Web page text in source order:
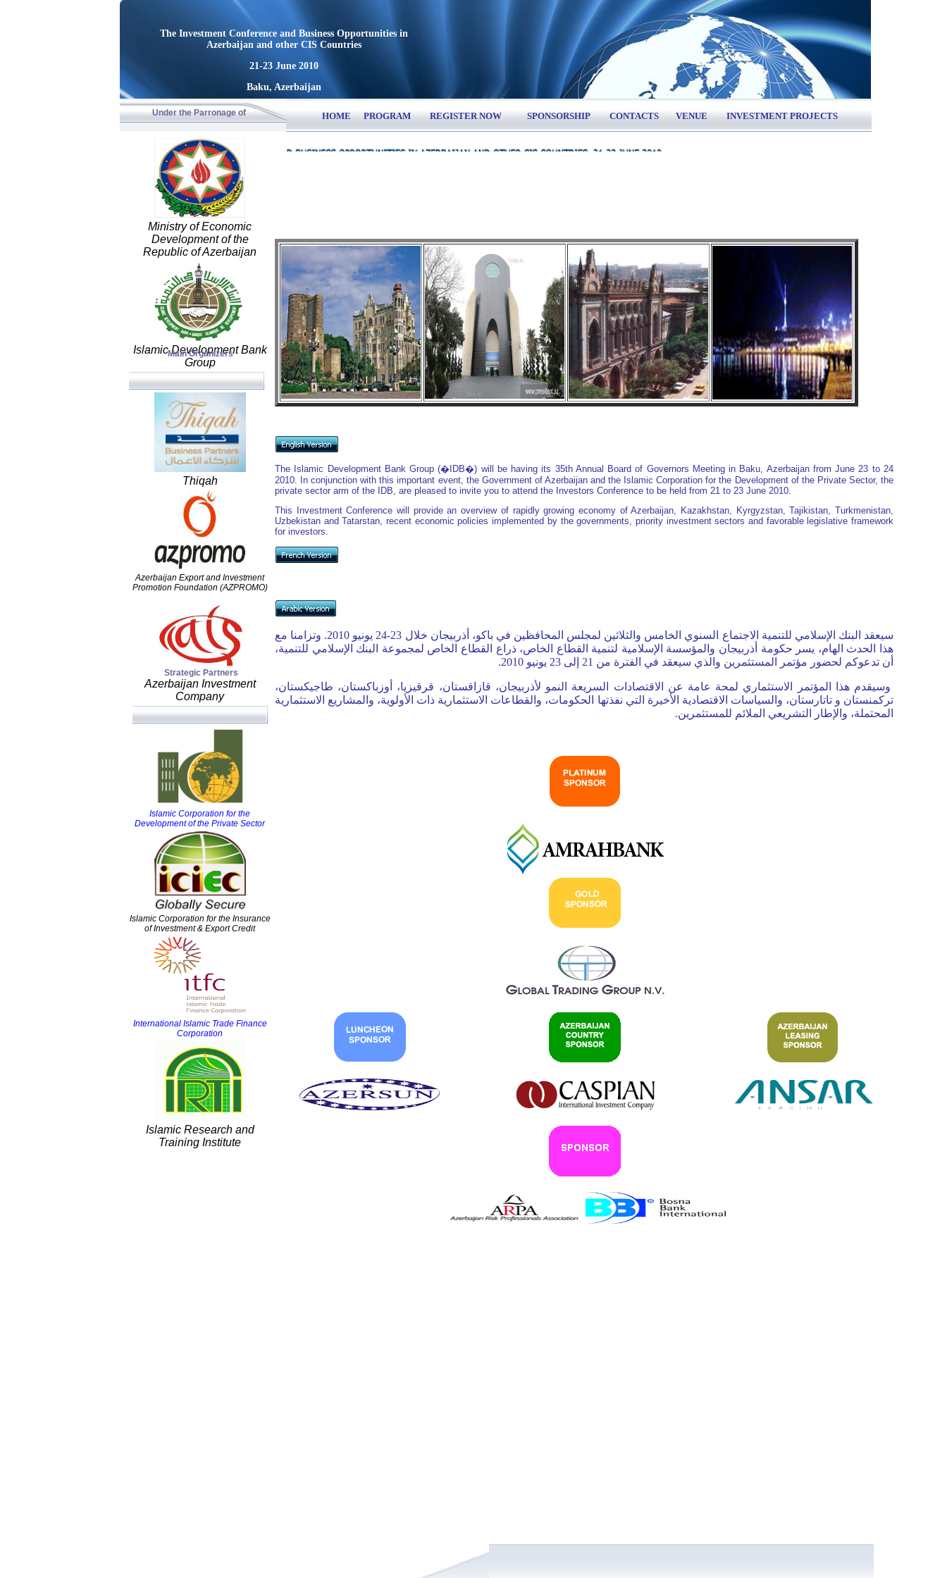
The Islamic Development Bank Group (�IDB�) will be having its 35th Annual Board of Governors Meeting in Baku, Azerbaijan from June 23 to 24
2010. In conjunction with this important event, the Government of Azerbaijan and the Islamic Corporation for the Development of the Private Sector, the
private sector arm of the IDB, are pleased to invite you to attend the Investors Conference to be held from 21 to 23 June 2010.
This Investment Conference will provide an overview of rapidly growing economy of Azerbaijan, Kazakhstan, Kyrgyzstan, Tajikistan, Turkmenistan,
Uzbekistan and Tatarstan, recent economic policies implemented by the governments, priority investment sectors and favorable legislative framework
for investors.
سيعقد البنك الإسلامي للتنمية الاجتماع السنوي الخامس والثلاثين لمجلس المحافظين في باكو، أذربيجان خلال 23-24 يونيو 2010. وتزامنا مع
هذا الحدث الهام، يسر حكومة أذربيجان والمؤسسة الإسلامية لتنمية القطاع الخاص، ذراع القطاع الخاص لمجموعة البنك الإسلامي للتنمية،
أن تدعوكم لحضور مؤتمر المستثمرين والذي سيعقد في الفترة من 21 إلى 23 يونيو 2010.
وسيقدم هذا المؤتمر الاستثماري لمحة عامة عن الاقتصادات السريعة النمو لأذربيجان، قازاقستان، قرقيزيا، أوزباكستان، طاجيكستان،
تركمنستان و تاتارستان، والسياسات الاقتصادية الأخيرة التي نفذتها الحكومات، والقطاعات الاستثمارية ذات الأولوية، والمشاريع الاستثمارية
المحتملة، والإطار التشريعي الملائم للمستثمرين.
Under the Parronage of
Create your own web pages in
minutes...
The Investment Conference and Business Opportunities in
Azerbaijan and other CIS Countries
21-23 June 2010
Baku, Azerbaijan
HOME PROGRAM REGISTER NOW SPONSORSHIP CONTACTS VENUE INVESTMENT PROJECTS
Ministry of Economic
Development of the
Republic of Azerbaijan
Main Organizers
Islamic Development Bank
Group
Thiqah
Azerbaijan Export and Investment
Promotion Foundation (AZPROMO)
Azerbaijan Investment
Company
Strategic Partners
Islamic Corporation for the
Development of the Private Sector
Islamic Corporation for the Insurance
of Investment & Export Credit
International Islamic Trade Finance
Corporation
Islamic Research and
Training Institute